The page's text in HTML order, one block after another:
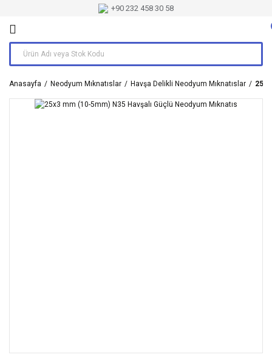
+90 232 458 30 58
Anasayfa Neodyum Mıknatıslar Havşa Delikli Neodyum Mıknatıslar